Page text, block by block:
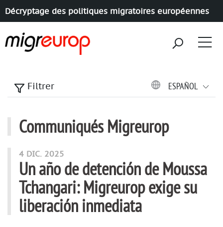
Décryptage des politiques migratoires européennes
Filtrer ESPAÑOL
Communiqués Migreurop
Artículos de esta sección
4 DIC. 2025
Un año de detención de Moussa
Tchangari: Migreurop exige su
liberación inmediata